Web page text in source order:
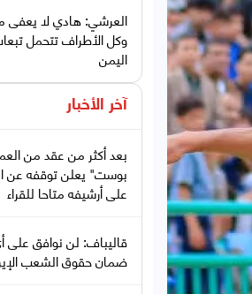
العرشي: هادي لا يعفى
وكل الأطراف تتحمل
اليمن
آخر الأخبار
بعد أكثر من عقد من
بوست" يعلن توقفه عن
على أرشيفه متاحا للقراء
قاليباف: لن نوافق على
ضمان حقوق الشعب